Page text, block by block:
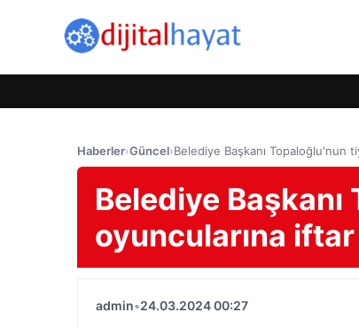
Haberler›Güncel›Belediye Başkanı Topaloğlu'nun
Belediye
oyuncularına
admin•24.03.2024 00:27